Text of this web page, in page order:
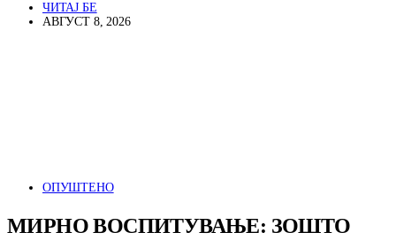
ЧИТАЈ БЕ
АВГУСТ 8, 2026
ОПУШТЕНО
МИРНО ВОСПИТУВАЊЕ: ЗОШТО